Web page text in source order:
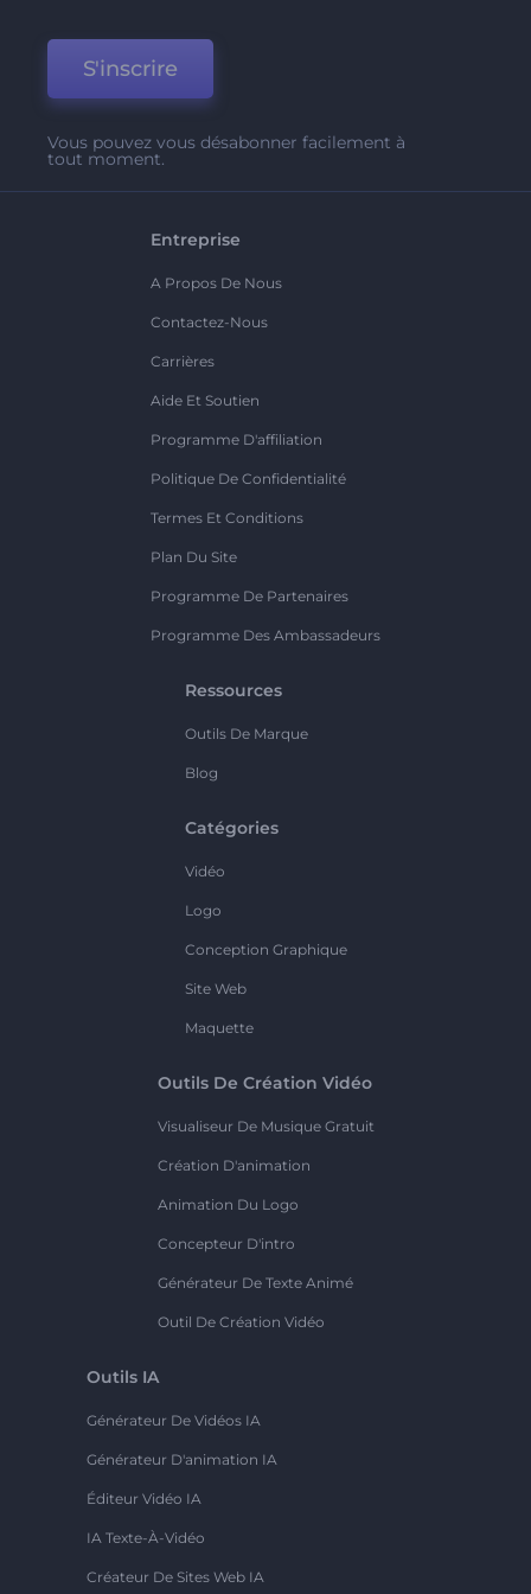
S'inscrire
Vous pouvez vous désabonner facilement à
tout moment.
Entreprise
A Propos De Nous
Contactez-Nous
Carrières
Aide Et Soutien
Programme D'affiliation
Politique De Confidentialité
Termes Et Conditions
Plan Du Site
Programme De Partenaires
Programme Des Ambassadeurs
Ressources
Outils De Marque
Blog
Catégories
Vidéo
Logo
Conception Graphique
Site Web
Maquette
Outils De Création Vidéo
Visualiseur De Musique Gratuit
Création D'animation
Animation Du Logo
Concepteur D'intro
Générateur De Texte Animé
Outil De Création Vidéo
Outils IA
Générateur De Vidéos IA
Générateur D'animation IA
Éditeur Vidéo IA
IA Texte-À-Vidéo
Créateur De Sites Web IA